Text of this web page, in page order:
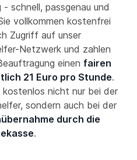
schnell, passgenau und
vollkommen kostenfrei
Zugriff auf unser
Netzwerk und zahlen
einen fairen
21 Euro pro Stunde.
kostenlos nicht nur bei der
sondern auch bei der
durch die
.